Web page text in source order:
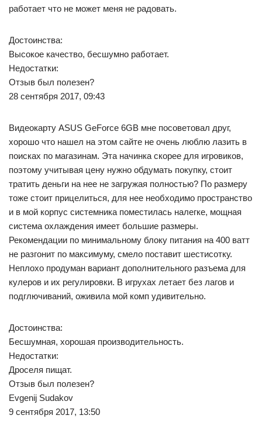
работает что не может меня не радовать.
Достоинства:
Высокое качество, бесшумно работает.
Недостатки:
Отзыв был полезен?
28 сентября 2017, 09:43
Видеокарту ASUS GeForce 6GB мне посоветовал друг,
хорошо что нашел на этом сайте не очень люблю лазить в
поисках по магазинам. Эта начинка скорее для игровиков,
поэтому учитывая цену нужно обдумать покупку, стоит
тратить деньги на нее не загружая полностью? По размеру
тоже стоит прицелиться, для нее необходимо пространство
и в мой корпус системника поместилась налегке, мощная
система охлаждения имеет большие размеры.
Рекомендации по минимальному блоку питания на 400 ватт
не разгонит по максимуму, смело поставит шестисотку.
Неплохо продуман вариант дополнительного разъема для
кулеров и их регулировки. В игрухах летает без лагов и
подглючиваний, оживила мой комп удивительно.
Достоинства:
Бесшумная, хорошая производительность.
Недостатки:
Дроселя пищат.
Отзыв был полезен?
Evgenij Sudakov
9 сентября 2017, 13:50